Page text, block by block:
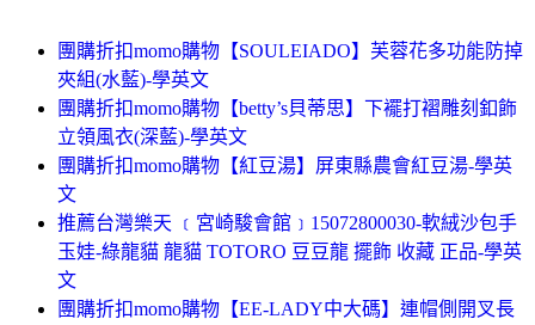
團購折扣momo購物【SOULEIADO】芙蓉花多功能防掉
夾組(水藍)-學英文
團購折扣momo購物【betty’s貝蒂思】下襬打褶雕刻釦飾
立領風衣(深藍)-學英文
團購折扣momo購物【紅豆湯】屏東縣農會紅豆湯-學英
文
推薦台灣樂天 ﹝宮崎駿會館﹞15072800030-軟絨沙包手
玉娃-綠龍貓 龍貓 TOTORO 豆豆龍 擺飾 收藏 正品-學英
文
團購折扣momo購物【EE-LADY中大碼】連帽側開叉長